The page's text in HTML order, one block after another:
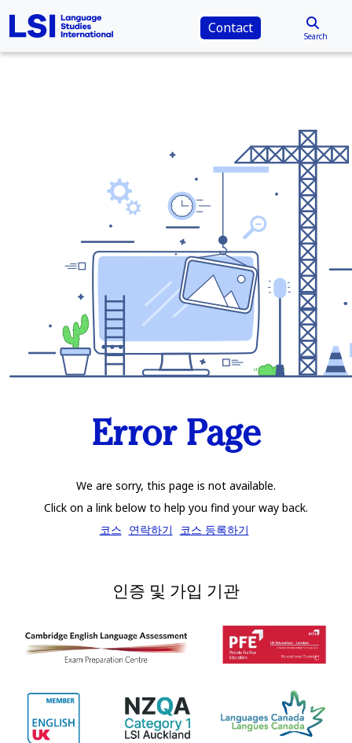
Contact Search
Error Page
We are sorry, this page is not available.
Click on a link below to help you find your way back.
코스 연락하기 코스 등록하기
인증 및 가입 기관